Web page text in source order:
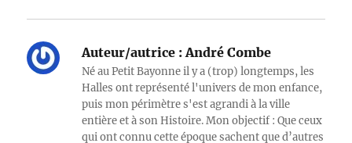
Auteur/autrice :André Combe
Né au Petit Bayonne il y a (trop) longtemps, les
Halles ont représenté l'univers de mon enfance,
puis mon périmètre s'est agrandi à la ville
entière et à son Histoire. Mon objectif : Que ceux
qui ont connu cette époque sachent que d’autres